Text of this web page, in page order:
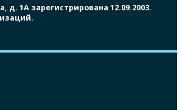
1А зарегистрирована 12.09.2003.